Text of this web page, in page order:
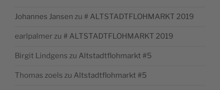
Johannes Jansen zu # ALTSTADTFLOHMARKT 2019
earlpalmer zu # ALTSTADTFLOHMARKT 2019
Birgit Lindgens zu Altstadtflohmarkt #5
Thomas zoels zu Altstadtflohmarkt #5